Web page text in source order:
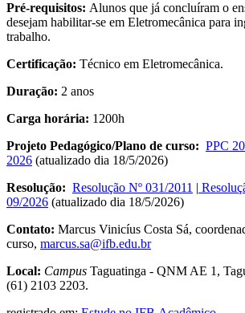
Pré-requisitos: Alunos que já concluíram o
desejam habilitar-se em Eletromecânica para
trabalho.
Certificação: Técnico em Eletromecânica.
Duração: 2 anos
Carga horária: 1200h
Projeto Pedagógico/Plano de curso: PPC
2026 (atualizado dia 18/5/2026)
Resolução: Resolução Nº 031/2011 |
09/2026 (atualizado dia 18/5/2026)
Contato: Marcus Vinicíus Costa Sá,
curso, marcus.sa@ifb.edu.br
Local: Campus Taguatinga - QNM AE 1,
(61) 2103 2203.